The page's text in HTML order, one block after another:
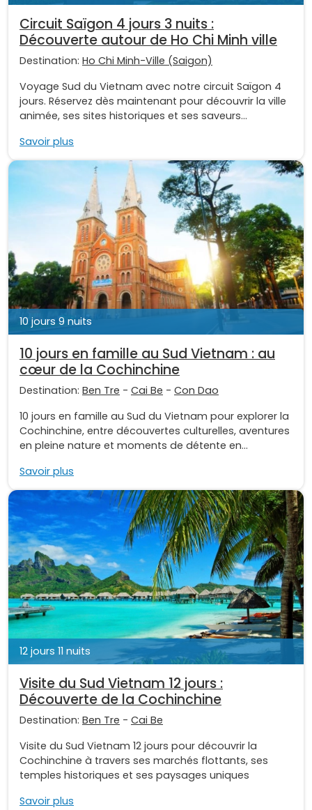
Circuit Saïgon 4 jours 3 nuits :
Découverte autour de Ho Chi Minh ville
Destination: Ho Chi Minh-Ville (Saigon)
Voyage Sud du Vietnam avec notre circuit Saïgon 4
jours. Réservez dès maintenant pour découvrir la ville
animée, ses sites historiques et ses saveurs...
Savoir plus
10 jours 9 nuits
10 jours en famille au Sud Vietnam : au
cœur de la Cochinchine
Destination: Ben Tre - Cai Be - Con Dao
10 jours en famille au Sud du Vietnam pour explorer la
Cochinchine, entre découvertes culturelles, aventures
en pleine nature et moments de détente en...
Savoir plus
12 jours 11 nuits
Visite du Sud Vietnam 12 jours :
Découverte de la Cochinchine
Destination: Ben Tre - Cai Be
Visite du Sud Vietnam 12 jours pour découvrir la
Cochinchine à travers ses marchés flottants, ses
temples historiques et ses paysages uniques
Savoir plus